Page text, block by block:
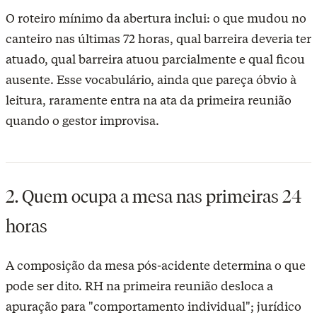
O roteiro mínimo da abertura inclui: o que mudou no
canteiro nas últimas 72 horas, qual barreira deveria ter
atuado, qual barreira atuou parcialmente e qual ficou
ausente. Esse vocabulário, ainda que pareça óbvio à
leitura, raramente entra na ata da primeira reunião
quando o gestor improvisa.
2. Quem ocupa a mesa nas primeiras 24
horas
A composição da mesa pós-acidente determina o que
pode ser dito. RH na primeira reunião desloca a
apuração para "comportamento individual"; jurídico